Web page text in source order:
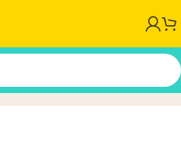
Inicio/Producto